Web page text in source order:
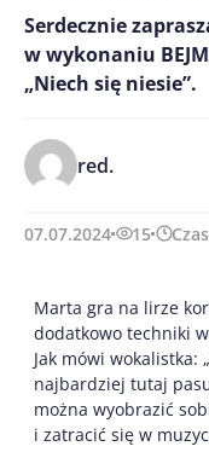
Serdecznie
w wykonaniu
„Niech się niesie”.
red.
07.07.2024 15
Marta gra na lirze
dodatkowo techniki
Jak mówi wokalistka:
najbardziej tutaj
można wyobrazić
i zatracić się w